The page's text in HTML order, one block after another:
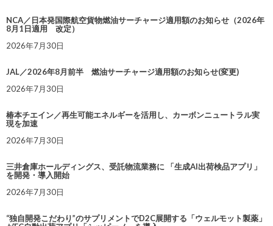
NCA／日本発国際航空貨物燃油サーチャージ適用額のお知らせ（2026年
8月1日適用 改定）
2026年7月30日
JAL／2026年8月前半 燃油サーチャージ適用額のお知らせ(変更)
2026年7月30日
椿本チエイン／再生可能エネルギーを活用し、カーボンニュートラル実
現を加速
2026年7月30日
三井倉庫ホールディングス、受託物流業務に 「生成AI出荷検品アプリ」
を開発・導入開始
2026年7月30日
“独自開発こだわり”のサプリメントでD2C展開する「ウェルモット製薬」